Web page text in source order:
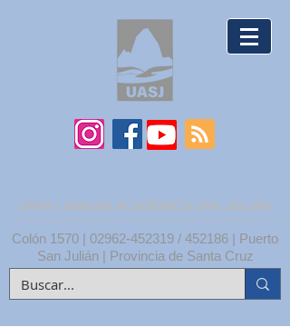
UNPA | UNIDAD ACADÉMICA SAN JULIÁN
Colón 1570 | 02962-452319 / 452186 | Puerto
San Julián | Provincia de Santa Cruz